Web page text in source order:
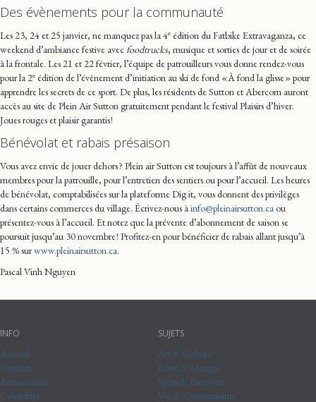
Des évènements pour la communauté
Les 23, 24 et 25 janvier, ne manquez pas la 4e édition du Fatbike Extravaganza, ce
weekend d’ambiance festive avecfoodtrucks, musique et sorties de jour et de soirée
à la frontale. Les 21 et 22 février, l’équipe de patrouilleurs vous donne rendez-vous
pour la 2e édition de l’évènement d’initiation au ski de fond « À fond la glisse » pour
apprendre les secrets de ce sport. De plus, les résidents de Sutton et Abercorn auront
accès au site de Plein Air Sutton gratuitement pendant le festival Plaisirs d’hiver.
Joues rouges et plaisir garantis !
Bénévolat et rabais présaison
Vous avez envie de jouer dehors ? Plein air Sutton est toujours à l’affût de nouveaux
membres pour la patrouille, pour l’entretien des sentiers ou pour l’accueil. Les heures
de bénévolat, comptabilisées sur la plateforme Dig it, vous donnent des privilèges
dans certains commerces du village. Écrivez-nous àinfo@pleinairsutton.caou
présentez-vous à l’accueil. Et notez que la prévente d’abonnement de saison se
poursuit jusqu’au 30 novembre ! Profitez-en pour bénéficier de rabais allant jusqu’à
15 % surwww.pleinairsutton.ca.
Pascal Vinh Nguyen
INFO
Accueil
Contact
Annonceurs
Calendrier
SUJETS
Art & Culture
Boire & Manger
Sport & Bien-être
Vie & Communauté